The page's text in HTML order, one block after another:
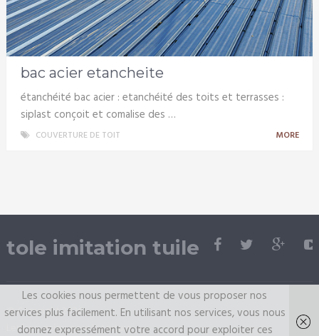
bac acier etancheite
étanchéité bac acier : etanchéité des toits et terrasses :
siplast conçoit et comalise des …
COUVERTURE DE TOIT MORE
tole imitation tuile
© Copyright 2026.
Les bacs aciers pour la toiture
Les cookies nous permettent de vous proposer nos
services plus facilement. En utilisant nos services, vous nous
donnez expressément votre accord pour exploiter ces